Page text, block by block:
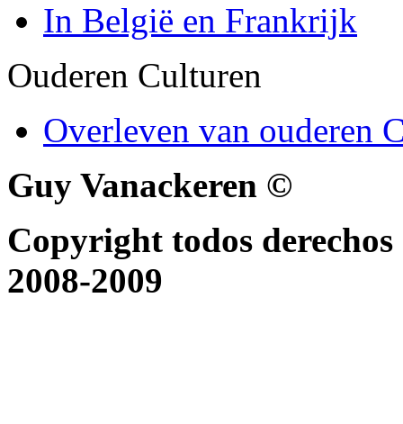
In België en Frankrijk
Ouderen Culturen
Overleven van ouderen
Guy Vanackeren ©
Copyright todos
2008-2009